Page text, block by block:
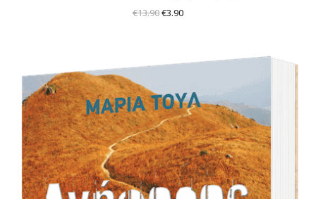
€13.90Original
€13.90.
€3.90Η
είναι: